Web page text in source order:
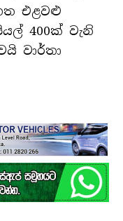
එළවළු
400ක් වැනි
වාර්තා